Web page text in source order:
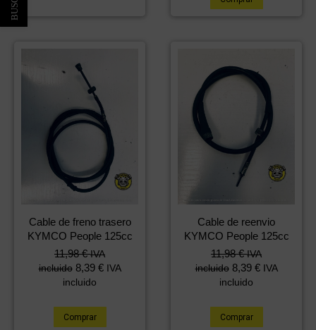
Cable de freno trasero
KYMCO People 125cc
11,98€ IVA
incluido 8,39 € IVA
incluido
Comprar
Cable de reenvio
KYMCO People 125cc
11,98€ IVA
incluido 8,39 € IVA
incluido
Comprar